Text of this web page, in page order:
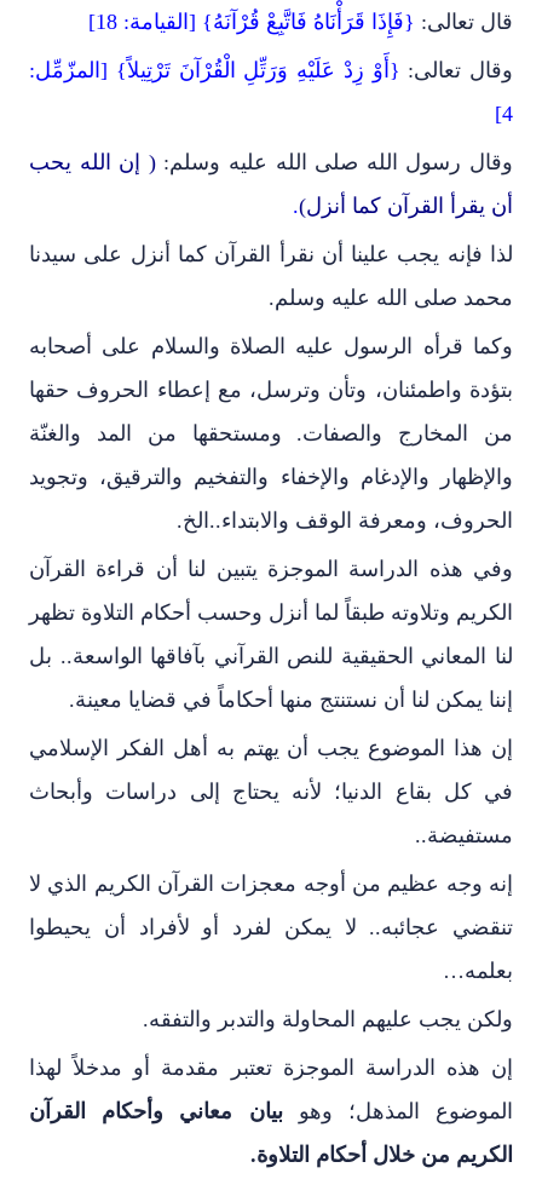
قال تعالى: {فَإِذَا قَرَأْنَاهُ فَاتَّبِعْ قُرْآنَهُ} [القيامة: 18]
وقال تعالى: {أَوْ زِدْ عَلَيْهِ وَرَتِّلِ الْقُرْآنَ تَرْتِيلاً} [المزّمِّل:
4]
وقال رسول الله صلى الله عليه وسلم: ( إن الله يحب
أن يقرأ القرآن كما أنزل).
لذا فإنه يجب علينا أن نقرأ القرآن كما أنزل على سيدنا
محمد صلى الله عليه وسلم.
وكما قرأه الرسول عليه الصلاة والسلام على أصحابه
بتؤدة واطمئنان، وتأن وترسل، مع إعطاء الحروف حقها
من المخارج والصفات. ومستحقها من المد والغنّة
والإظهار والإدغام والإخفاء والتفخيم والترقيق، وتجويد
الحروف، ومعرفة الوقف والابتداء..الخ.
وفي هذه الدراسة الموجزة يتبين لنا أن قراءة القرآن
الكريم وتلاوته طبقاً لما أنزل وحسب أحكام التلاوة تظهر
لنا المعاني الحقيقية للنص القرآني بآفاقها الواسعة.. بل
إننا يمكن لنا أن نستنتج منها أحكاماً في قضايا معينة.
إن هذا الموضوع يجب أن يهتم به أهل الفكر الإسلامي
في كل بقاع الدنيا؛ لأنه يحتاج إلى دراسات وأبحاث
مستفيضة..
إنه وجه عظيم من أوجه معجزات القرآن الكريم الذي لا
تنقضي عجائبه.. لا يمكن لفرد أو لأفراد أن يحيطوا
بعلمه…
ولكن يجب عليهم المحاولة والتدبر والتفقه.
إن هذه الدراسة الموجزة تعتبر مقدمة أو مدخلاً لهذا
الموضوع المذهل؛ وهوبيان معاني وأحكام القرآن
الكريم من خلال أحكام التلاوة.